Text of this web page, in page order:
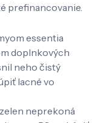
prefinancovanie.
essentia
doplnkových
neho čistý
lacné vo
neprekoná